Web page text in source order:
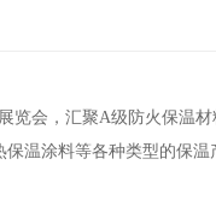
览会，汇聚A级防火保温
温涂料等各种类型的保温